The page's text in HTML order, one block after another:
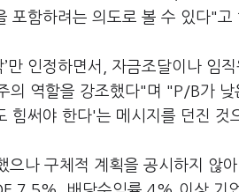
포함하려는 의도로 볼 수 있다"고
만 인정하면서, 자금조달이나 임
의 역할을 강조했다"며 "P/B가 낮
힘써야 한다'는 메시지를 던진 것
나 구체적 계획을 공시하지 않